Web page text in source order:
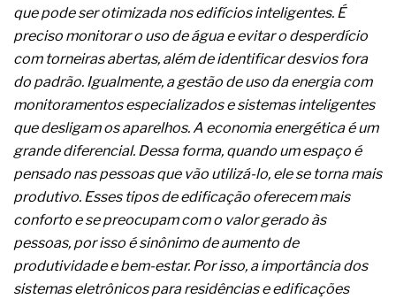
que pode ser otimizada nos edifícios inteligentes. É
preciso monitorar o uso de água e evitar o desperdício
com torneiras abertas, além de identificar desvios fora
do padrão. Igualmente, a gestão de uso da energia com
monitoramentos especializados e sistemas inteligentes
que desligam os aparelhos. A economia energética é um
grande diferencial. Dessa forma, quando um espaço é
pensado nas pessoas que vão utilizá-lo, ele se torna mais
produtivo. Esses tipos de edificação oferecem mais
conforto e se preocupam com o valor gerado às
pessoas, por isso é sinônimo de aumento de
produtividade e bem-estar. Por isso, a importância dos
sistemas eletrônicos para residências e edificações